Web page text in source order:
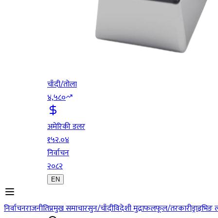
चाँदी/तोला
४,५८०
अमेरिकी डलर
१५२.०४
निर्वाचन
२०८२
EN
निर्वाचनराजनीतिप्रमुख समाचारसुन/चाँदीविदेशी मुद्राफलफूल/तरकारी